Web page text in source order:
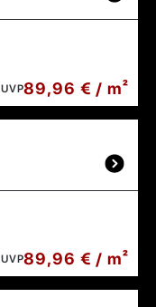
UVP89,96 € / m²
UVP89,96 € / m²